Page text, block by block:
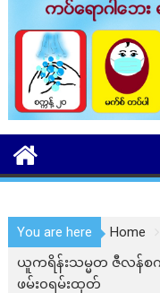
You are here Home
ယူကရိန်းသမ္မတ ဇီလန်စကီ
ဖမ်း၀ရမ်းထုတ်